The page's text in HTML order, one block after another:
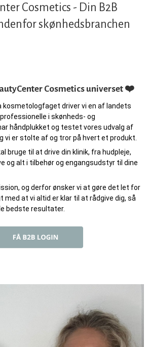
Cosmetics - Din B2B
skønhedsbranchen
Cosmetics universet ❤️
kosmetologfaget driver vi en af landets
i skønheds- og
håndplukket og testet vores udvalg af
vi er stolte af og tror på hvert et produkt.
bruge til at drive din klinik, fra hudpleje,
og alt i tilbehør og engangsudstyr til dine
og derfor ønsker vi at gøre det let for
med at vi altid er klar til at rådgive dig, så
bedste resultater.